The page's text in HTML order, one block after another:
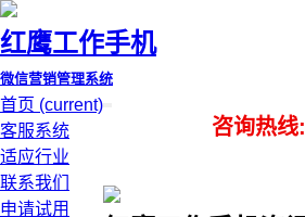
红鹰工作手机
微信营销管理系统
首页 (current)
客服系统
适应行业
联系我们
申请试用
咨询热